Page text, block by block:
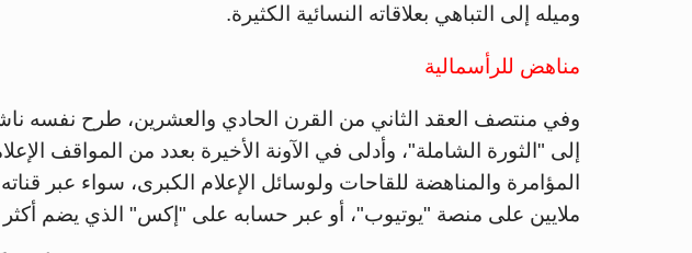
وميله إلى التباهي بعلاقاته النسائية الكثيرة.
مناهض للرأسمالية
وفي منتصف العقد الثاني من القرن الحادي والعشرين، طرح نفسه
إلى "الثورة الشاملة"، وأدلى في الآونة الأخيرة بعدد من المواقف
ملايين على منصة "يوتيوب"، أو عبر حسابه على "إكس" الذي يضم أكثر من 11 مليون